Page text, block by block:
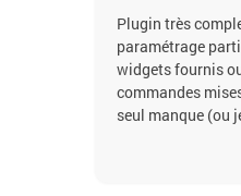
Plugin très
paramétrage
widgets fournis
commandes
seul manque (ou